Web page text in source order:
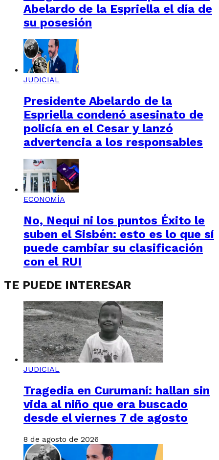
Abelardo de la Espriella el día de
su posesión
JUDICIAL
Presidente Abelardo de la
Espriella condenó asesinato de
policía en el Cesar y lanzó
advertencia a los responsables
ECONOMÍA
No, Nequi ni los puntos Éxito le
suben el Sisbén: esto es lo que sí
puede cambiar su clasificación
con el RUI
TE PUEDE INTERESAR
JUDICIAL
Tragedia en Curumaní: hallan sin
vida al niño que era buscado
desde el viernes 7 de agosto
8 de agosto de 2026